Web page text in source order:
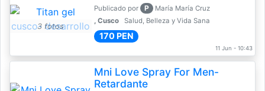
3 fotos
Publicado por P
María María Cruz
, Cusco
Salud, Belleza y Vida Sana
170 PEN
11 Jun - 10:43
Mni Love Spray For Men-
Retardante